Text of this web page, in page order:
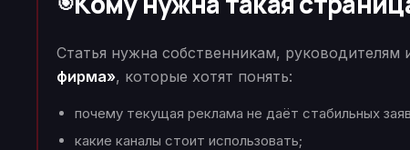
Статья нужна собственникам,
фирма», которые хотят понять:
почему текущая реклама не даёт стабильных
какие каналы стоит использовать;